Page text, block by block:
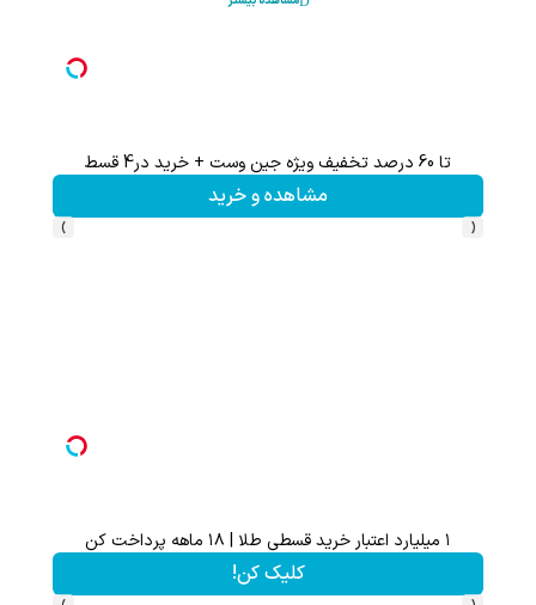
تا 60 درصد تخفیف ویژه جین وست + خرید در4 قسط
مشاهده و خرید
‹
›
۱ میلیارد اعتبار خرید قسطی طلا | ۱۸ ماهه پرداخت کن
کلیک کن!